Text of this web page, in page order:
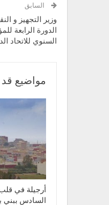
السابق
وزير التجهيز و
الدورة الرابعة
السنوي للاتحاد
مواضيع
أرجيلة في
السادس ببني